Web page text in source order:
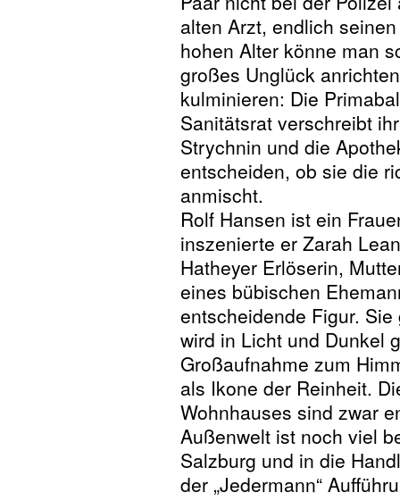
alten Arzt, endlich
hohen Alter könne man
großes Unglück
kulminieren: Die
Sanitätsrat verschreibt
Strychnin und die
entscheiden, ob sie die
anmischt.
Rolf Hansen ist ein
inszenierte er Zarah
Hatheyer Erlöserin,
eines bübischen
entscheidende Figur.
wird in Licht und Dunkel
Großaufnahme zum
als Ikone der Reinheit.
Wohnhauses sind zwar
Außenwelt ist noch viel
Salzburg und in die
der „Jedermann“